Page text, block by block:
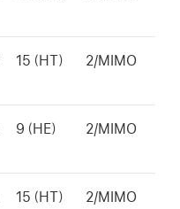
15（HT） 2/MIMO
9（HE） 2/MIMO
15（HT） 2/MIMO